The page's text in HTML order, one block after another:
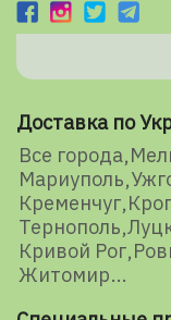
Доставка по
Все города
Мариуполь
Кременчуг
Тернополь
Кривой Рог
Житомир